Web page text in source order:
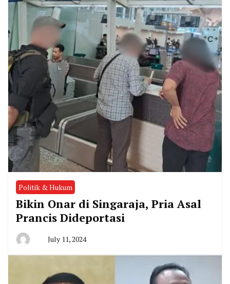
Politik & Hukum
Bikin Onar di Singaraja, Pria Asal
Prancis Dideportasi
July 11, 2024